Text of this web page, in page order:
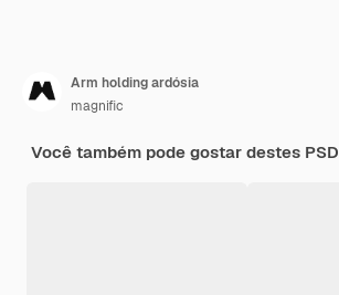
Arm holding ardósia
magnific
Você também pode gostar destes PSD